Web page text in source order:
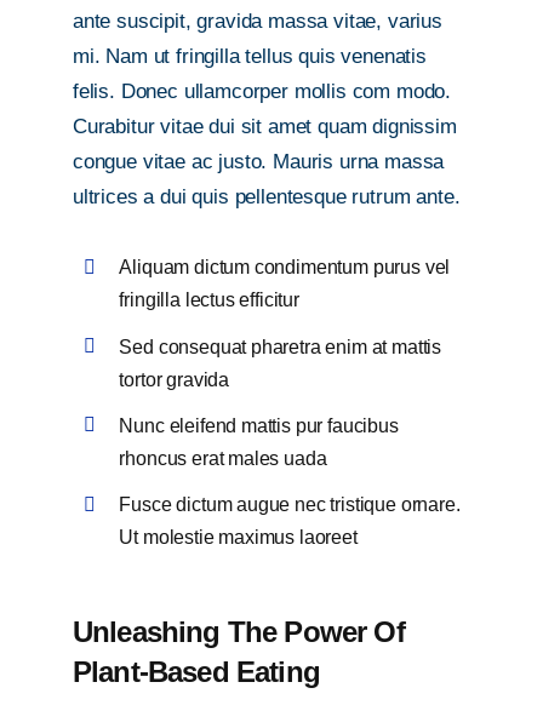
ante suscipit, gravida massa vitae, varius
mi. Nam ut fringilla tellus quis venenatis
felis. Donec ullamcorper mollis com modo.
Curabitur vitae dui sit amet quam dignissim
congue vitae ac justo. Mauris urna massa
ultrices a dui quis pellentesque rutrum ante.
Aliquam dictum condimentum purus vel
fringilla lectus efficitur
Sed consequat pharetra enim at mattis
tortor gravida
Nunc eleifend mattis pur faucibus
rhoncus erat males uada
Fusce dictum augue nec tristique ornare.
Ut molestie maximus laoreet
Unleashing The Power Of
Plant-Based Eating